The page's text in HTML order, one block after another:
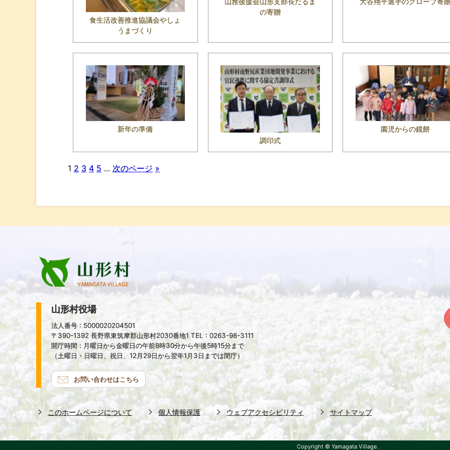
食生活改善推進協議会やしょ
うまづくり
の寄贈
新年の準備
調印式
園児からの鏡餅
1 2 3 4 5 ... 次のページ »
山形村役場
法人番号 : 5000020204501
〒390-1392 長野県東筑摩郡山形村2030番地1 TEL : 0263-98-3111
開庁時間 : 月曜日から金曜日の午前8時30分から午後5時15分まで
（土曜日・日曜日、祝日、12月29日から翌年1月3日までは閉庁）
お問い合わせはこちら
このホームページについて 個人情報保護 ウェブアクセシビリティ サイトマップ
Copyright © Yamagata Village.